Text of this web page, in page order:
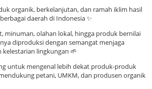
organik, berkelanjutan, dan ramah iklim hasil
daerah di Indonesia ✨
minuman, olahan lokal, hingga produk bernilai
diproduksi dengan semangat menjaga
kelestarian lingkungan 🌱
untuk mengenal lebih dekat produk-produk
petani, UMKM, dan produsen organik